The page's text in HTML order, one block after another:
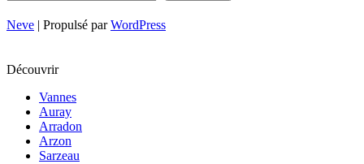
Neve | Propulsé parWordPress
Découvrir
Vannes
Auray
Arradon
Arzon
Sarzeau